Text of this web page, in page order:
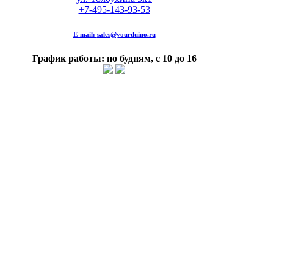
+7-495-143-93-53
E-mail: sales@yourduino.ru
График работы: по будням, с 10 до 16